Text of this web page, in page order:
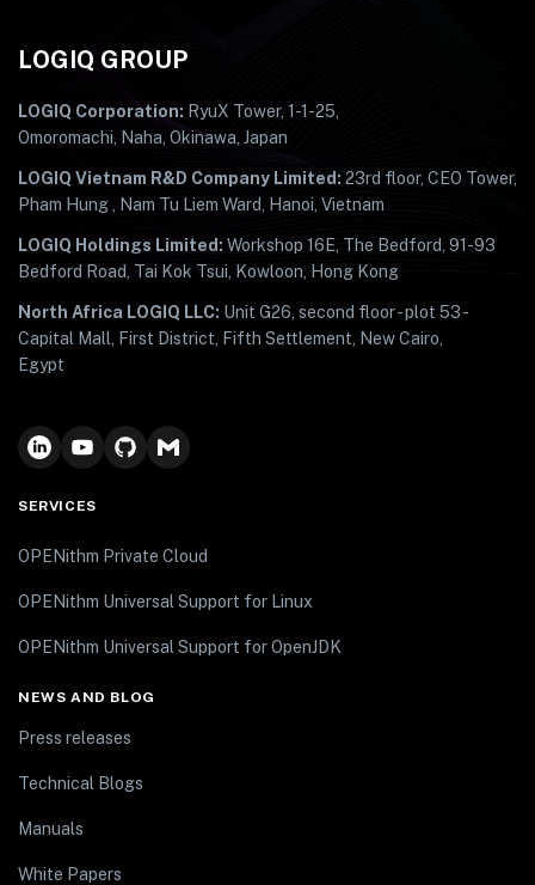
LOGIQ GROUP
LOGIQ Corporation: RyuX Tower, 1-1-25,
Omoromachi, Naha, Okinawa, Japan
LOGIQ Vietnam R&D Company Limited: 23rd floor, CEO Tower,
Pham Hung , Nam Tu Liem Ward, Hanoi, Vietnam
LOGIQ Holdings Limited: Workshop 16E, The Bedford, 91-93
Bedford Road, Tai Kok Tsui, Kowloon, Hong Kong
North Africa LOGIQ LLC: Unit G26, second floor - plot 53 -
Capital Mall, First District, Fifth Settlement, New Cairo,
Egypt
SERVICES
OPENithm Private Cloud
OPENithm Universal Support for Linux
OPENithm Universal Support for OpenJDK
NEWS AND BLOG
Press releases
Technical Blogs
Manuals
White Papers